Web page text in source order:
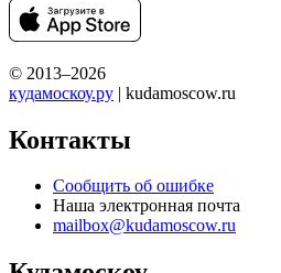
© 2013–2026
кудамоскоу.ру | kudamoscow.ru
Контакты
Сообщить об ошибке
Наша электронная почта
mailbox@kudamoscow.ru